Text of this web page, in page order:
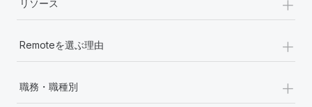
リソース
Remoteを選ぶ理由 +
職務・職種別 +